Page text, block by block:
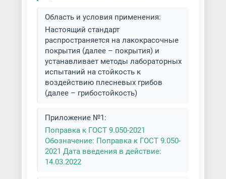
Порошковая покраска
алюминиевого профиля
Порошковая покраска
алюминия
Порошковая покраска бытовой
Порошковая покраска
велосипедов
Область и условия применения:
Настоящий стандарт
распространяется на лакокрасочные
покрытия (далее – покрытия) и
устанавливает методы лабораторных
испытаний на стойкость к
воздействию плесневых грибов
(далее – грибостойкость)
Приложение №1:
Поправка к ГОСТ 9.050-2021
Обозначение: Поправка к ГОСТ 9.050-
2021 Дата введения в действие:
14.03.2022